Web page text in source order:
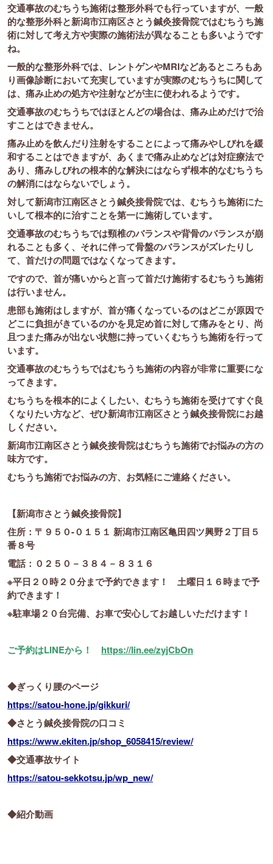
交通事故のむちうち施術は整形外科でも行っていますが、一般
的な整形外科と新潟市江南区さとう鍼灸接骨院ではむちうち施
術に対して考え方や実際の施術法が異なることも多いようです
ね。
一般的な整形外科では、レントゲンやMRIなどあるところもあ
り画像診断において充実していますが実際のむちうちに関して
は、痛み止めの処方や注射などが主に使われるようです。
交通事故のむちうちではほとんどの場合は、痛み止めだけで治
すことはできません。
痛み止めを飲んだり注射をすることによって痛みやしびれを緩
和することはできますが、あくまで痛み止めなどは対症療法で
あり、痛みしびれの根本的な解決にはならず根本的なむちうち
の解消にはならないでしょう。
対して新潟市江南区さとう鍼灸接骨院では、むちうち施術にた
いして根本的に治すことを第一に施術しています。
交通事故のむちうちでは頸椎のバランスや背骨のバランスが崩
れることも多く、それに伴って骨盤のバランスがズレたりし
て、首だけの問題ではなくなってきます。
ですので、首が痛いからと言って首だけ施術するむちうち施術
は行いません。
患部も施術はしますが、首が痛くなっているのはどこが原因で
どこに負担がきているのかを見定め首に対して痛みをとり、尚
且つまた痛みが出ない状態に持っていくむちうち施術を行って
います。
交通事故のむちうちではむちうち施術の内容が非常に重要にな
ってきます。
むちうちを根本的によくしたい、むちうち施術を受けてすぐ良
くなりたい方など、ぜひ新潟市江南区さとう鍼灸接骨院にお越
しください。
新潟市江南区さとう鍼灸接骨院はむちうち施術でお悩みの方の
味方です。
むちうち施術でお悩みの方、お気軽にご連絡ください。
【新潟市さとう鍼灸接骨院】
住所：〒９５０-０１５１ 新潟市江南区亀田四ツ興野２丁目５
番８号
電話：０２５０－３８４－８３１６
※平日２０時２０分まで予約できます！ 土曜日１６時まで予
約できます！
※駐車場２０台完備、お車で安心してお越しいただけます！
ご予約はLINEから！ https://lin.ee/zyjCbOn
◆ぎっくり腰のページ
https://satou-hone.jp/gikkuri/
◆さとう鍼灸接骨院の口コミ
https://www.ekiten.jp/shop_6058415/review/
◆交通事故サイト
https://satou-sekkotsu.jp/wp_new/
◆紹介動画